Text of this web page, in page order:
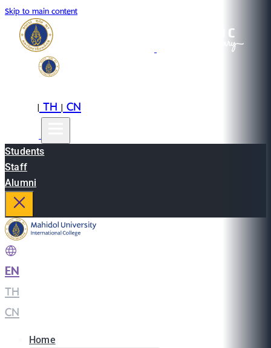
Skip to main content
|TH|CN
Students
Staff
Alumni
EN
TH
CN
Home